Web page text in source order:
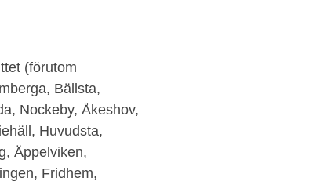
(förutom
Bällsta,
Nockeby, Åkeshov,
Huvudsta,
Äppelviken,
Fridhem,